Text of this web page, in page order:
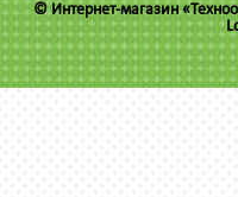
© Интернет-магазин